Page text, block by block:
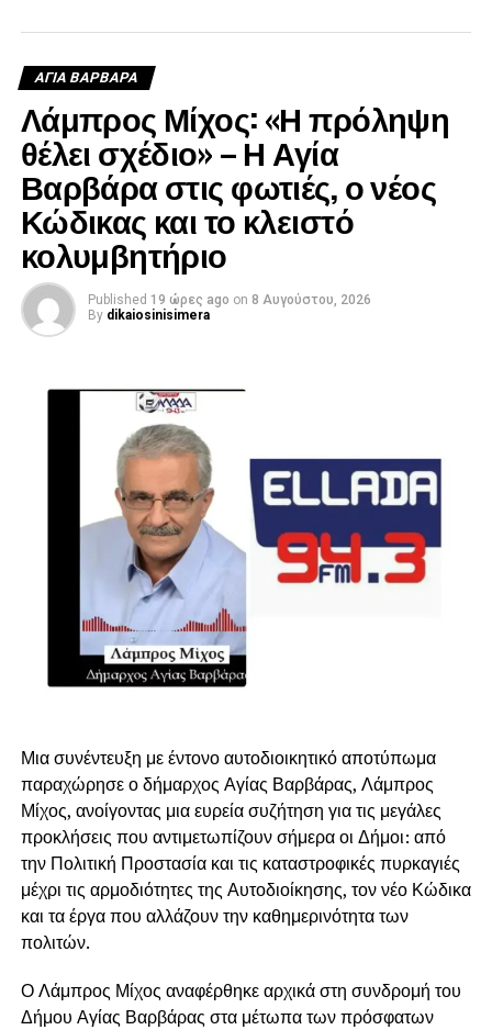
ΑΓΙΑ ΒΑΡΒΑΡΑ
Λάμπρος Μίχος: «Η πρόληψη
θέλει σχέδιο» – Η Αγία
Βαρβάρα στις φωτιές, ο νέος
Κώδικας και το κλειστό
κολυμβητήριο
Published 19 ώρες ago on 8 Αυγούστου, 2026
By dikaiosinisimera
Μια συνέντευξη με έντονο αυτοδιοικητικό αποτύπωμα
παραχώρησε ο δήμαρχος Αγίας Βαρβάρας, Λάμπρος
Μίχος, ανοίγοντας μια ευρεία συζήτηση για τις μεγάλες
προκλήσεις που αντιμετωπίζουν σήμερα οι Δήμοι: από
την Πολιτική Προστασία και τις καταστροφικές πυρκαγιές
μέχρι τις αρμοδιότητες της Αυτοδιοίκησης, τον νέο Κώδικα
και τα έργα που αλλάζουν την καθημερινότητα των
πολιτών.
Ο Λάμπρος Μίχος αναφέρθηκε αρχικά στη συνδρομή του
Δήμου Αγίας Βαρβάρας στα μέτωπα των πρόσφατων